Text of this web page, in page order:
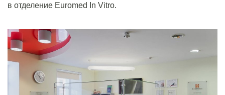
в отделение Euromed In Vitro.